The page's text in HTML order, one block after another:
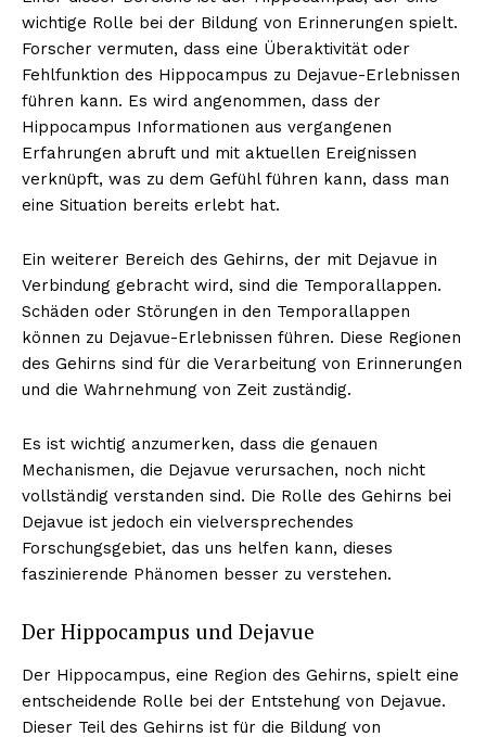
wichtige Rolle bei der Bildung von Erinnerungen spielt.
Forscher vermuten, dass eine Überaktivität oder
Fehlfunktion des Hippocampus zu Dejavue-Erlebnissen
führen kann. Es wird angenommen, dass der
Hippocampus Informationen aus vergangenen
Erfahrungen abruft und mit aktuellen Ereignissen
verknüpft, was zu dem Gefühl führen kann, dass man
eine Situation bereits erlebt hat.
Ein weiterer Bereich des Gehirns, der mit Dejavue in
Verbindung gebracht wird, sind die Temporallappen.
Schäden oder Störungen in den Temporallappen
können zu Dejavue-Erlebnissen führen. Diese Regionen
des Gehirns sind für die Verarbeitung von Erinnerungen
und die Wahrnehmung von Zeit zuständig.
Es ist wichtig anzumerken, dass die genauen
Mechanismen, die Dejavue verursachen, noch nicht
vollständig verstanden sind. Die Rolle des Gehirns bei
Dejavue ist jedoch ein vielversprechendes
Forschungsgebiet, das uns helfen kann, dieses
faszinierende Phänomen besser zu verstehen.
Der Hippocampus und Dejavue
Der Hippocampus, eine Region des Gehirns, spielt eine
entscheidende Rolle bei der Entstehung von Dejavue.
Dieser Teil des Gehirns ist für die Bildung von